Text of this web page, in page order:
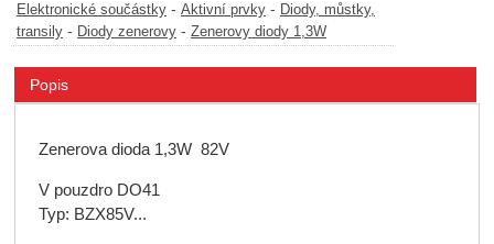
Elektronické součástky - Aktivní prvky - Diody, můstky,
transily - Diody zenerovy - Zenerovy diody 1,3W
Popis
Zenerova dioda 1,3W 82V
V pouzdro DO41
Typ: BZX85V...